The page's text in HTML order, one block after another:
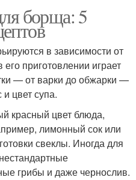
борща: 5
в зависимости от
приготовлении играет
— от варки до обжарки —
цвет супа.
красный цвет блюда,
лимонный сок или
свеклы. Иногда для
грибы и даже чернослив.